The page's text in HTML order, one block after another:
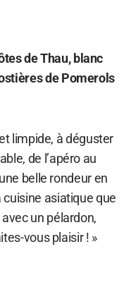
de Thau, blanc
de Pomerols
limpide, à déguster
de l’apéro au
belle rondeur en
asiatique que
un pélardon,
vous plaisir ! »